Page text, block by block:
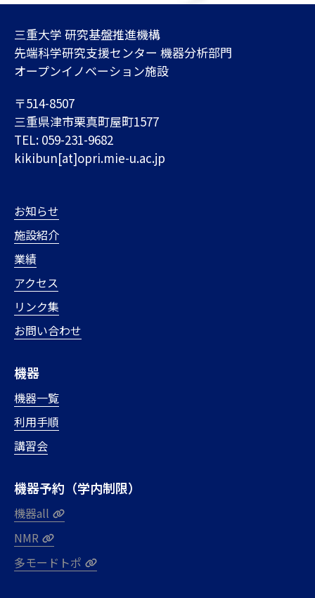
三重大学 研究基盤推進機構
先端科学研究支援センター 機器分析部門
オープンイノベーション施設
〒514-8507
三重県津市栗真町屋町1577
TEL: 059-231-9682
kikibun[at]opri.mie-u.ac.jp
お知らせ
施設紹介
業績
アクセス
リンク集
お問い合わせ
機器
機器一覧
利用手順
講習会
機器予約（学内制限）
機器all
NMR
多モードトポ